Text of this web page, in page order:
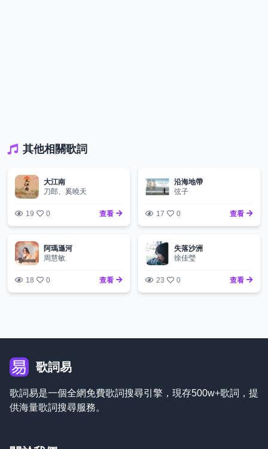
其他相關歌詞
大江南
刀郎、奚曉天
19 0 查看
沿海地帶
弦子
17 0 查看
阿瑪遜河
周慧敏
18 0 查看
失落沙洲
徐佳瑩
23 0 查看
歌詞易
歌詞易是一個全網免費歌詞搜尋引擎，現存500w+歌詞，提
供海量歌詞搜尋服務。